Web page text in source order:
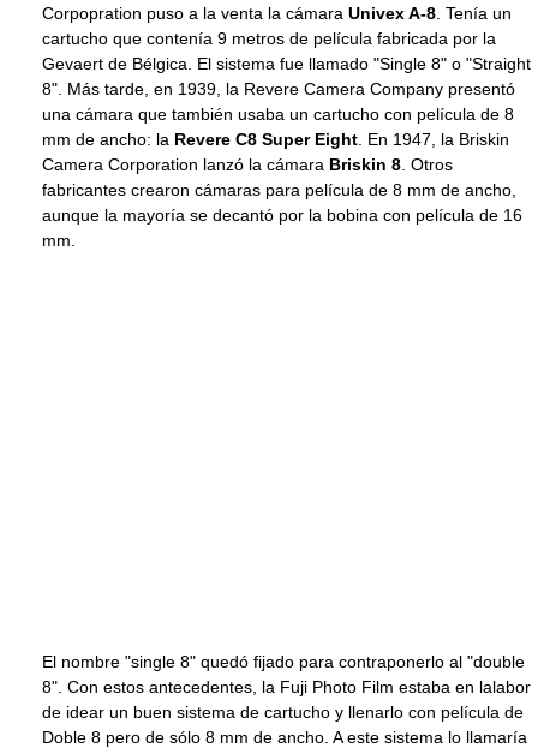
Corpopration puso a la venta la cámara Univex A-8 . Tenía un
cartucho que contenía 9 metros de película fabricada por la
Gevaert de Bélgica. El sistema fue llamado "Single 8" o "Straight
8". Más tarde, en 1939, la Revere Camera Company presentó
una cámara que también usaba un cartucho con película de 8
mm de ancho: la Revere C8 Super Eight . En 1947, la Briskin
Camera Corporation lanzó la cámara Briskin 8 . Otros
fabricantes crearon cámaras para película de 8 mm de ancho,
aunque la mayoría se decantó por la bobina con película de 16
mm.
El nombre "single 8" quedó fijado para contraponerlo al "double
8". Con estos antecedentes, la Fuji Photo Film estaba en lalabor
de idear un buen sistema de cartucho y llenarlo con película de
Doble 8 pero de sólo 8 mm de ancho. A este sistema lo llamaría